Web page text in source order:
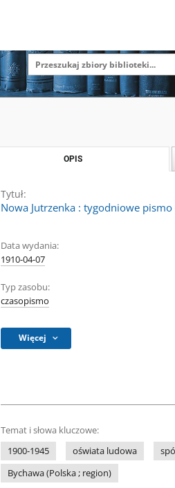
OPIS
Tytuł:
Nowa Jutrzenka : tygodniowe
Data wydania:
1910-04-07
Typ zasobu:
czasopismo
Więcej
Temat i słowa kluczowe:
1900-1945
oświata ludowa
Bychawa (Polska ; region)